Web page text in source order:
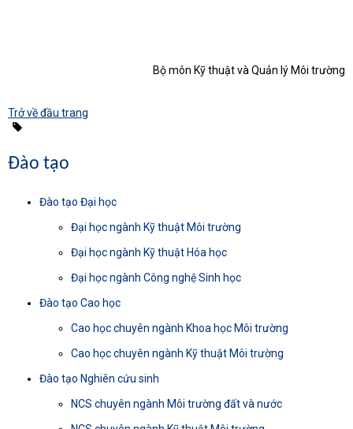
Bộ môn Kỹ thuật và Quản lý Môi trường
Trở về đầu trang
Đào tạo
Đào tạo Đại học
Đại học ngành Kỹ thuật Môi trường
Đại học ngành Kỹ thuật Hóa học
Đại học ngành Công nghệ Sinh học
Đào tạo Cao học
Cao học chuyên ngành Khoa học Môi trường
Cao học chuyên ngành Kỹ thuật Môi trường
Đào tạo Nghiên cứu sinh
NCS chuyên ngành Môi trường đất và nước